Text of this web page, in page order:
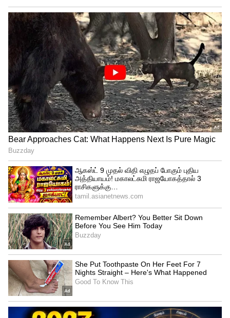
"மக்கள் பிராய்லர் கோழிகளைக் கண்டு
முற்றிலும் அஞ்சுகிறார்கள். சந்தையில்
விற்கப்படும் கோழிகளுக்கு வேகமாக
வளர்வதற்காக எந்த செயற்கை
ஹார்மோன்களும் கொடுக்கப்படுவதில்லை.
கோழிப் பண்ணைகளில் ஒவ்வொரு
கோழிக்கும் தினமும் ஊசி போடுவது
சாத்தியமில்லை. உணவின் மூலம்
ஹார்மோன்கள் கொடுக்கப்பட்டால்,
கோழியின் செரிமான அமைப்பு அவற்றை
சாதாரண புரதத்தைப் போலவே
செரித்துவிடும். அதனால் எந்தப் பாதிப்பும்
ஏற்படாது," என்று இரைப்பை குடல்
மருத்துவர் டாக்டர் பழனியப்பன் தனது
இன்ஸ்டாகிராமில் பகிர்ந்துள்ளார்.